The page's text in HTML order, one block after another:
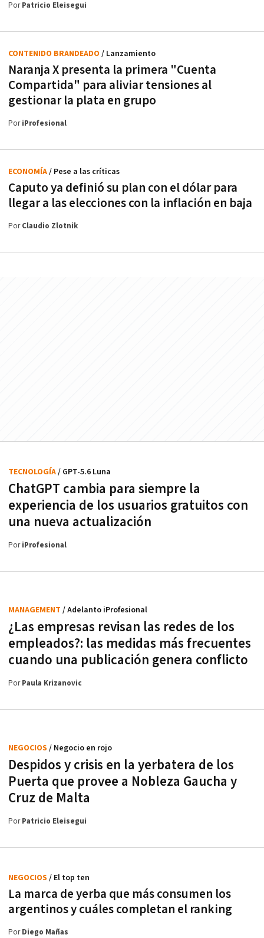
PorPatricio Eleisegui
Naranja X presenta la primera "Cuenta
Compartida" para aliviar tensiones al
gestionar la plata en grupo
CONTENIDO BRANDEADO / Lanzamiento
PoriProfesional
Caputo ya definió su plan con el dólar para
llegar a las elecciones con la inflación en baja
ECONOMÍA/ Pese a las críticas
PorClaudio Zlotnik
ChatGPT cambia para siempre la
experiencia de los usuarios gratuitos con
una nueva actualización
TECNOLOGÍA/ GPT-5.6 Luna
PoriProfesional
¿Las empresas revisan las redes de los
empleados?: las medidas más frecuentes
cuando una publicación genera conflicto
MANAGEMENT / Adelanto iProfesional
PorPaula Krizanovic
Despidos y crisis en la yerbatera de los
Puerta que provee a Nobleza Gaucha y
Cruz de Malta
NEGOCIOS / Negocio en rojo
PorPatricio Eleisegui
La marca de yerba que más consumen los
argentinos y cuáles completan el ranking
NEGOCIOS / El top ten
PorDiego Mañas